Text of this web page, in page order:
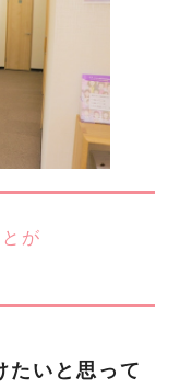
が
いと思って